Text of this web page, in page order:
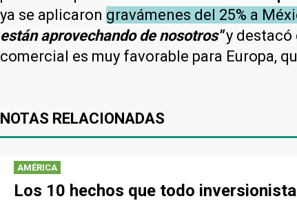
ya se aplicaron gravámenes del 25% a
están aprovechando de nosotros"y destacó
comercial es muy favorable para Europa,
NOTAS RELACIONADAS
AMÉRICA
Los 10 hechos que todo